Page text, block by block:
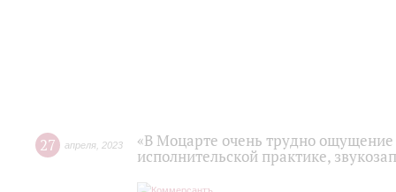
27 апреля 2023
«В Моцарте очень трудно ощущение
исполнительской практике,